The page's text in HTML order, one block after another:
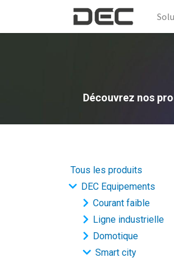
Découvrez nos
Tous les produits
DEC Equipements
Courant faible
Ligne industrielle
Domotique
Smart city